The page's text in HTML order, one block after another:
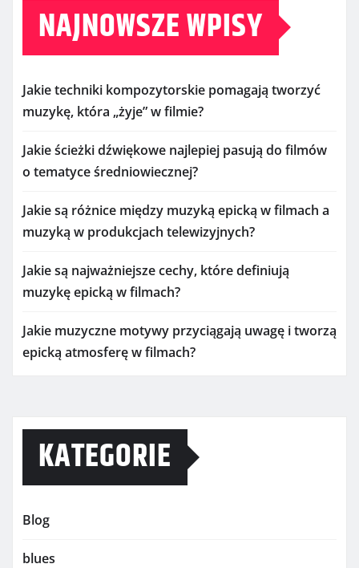
NAJNOWSZE WPISY
Jakie techniki kompozytorskie pomagają tworzyć
muzykę, która „żyje” w filmie?
Jakie ścieżki dźwiękowe najlepiej pasują do filmów
o tematyce średniowiecznej?
Jakie są różnice między muzyką epicką w filmach a
muzyką w produkcjach telewizyjnych?
Jakie są najważniejsze cechy, które definiują
muzykę epicką w filmach?
Jakie muzyczne motywy przyciągają uwagę i tworzą
epicką atmosferę w filmach?
KATEGORIE
Blog
blues